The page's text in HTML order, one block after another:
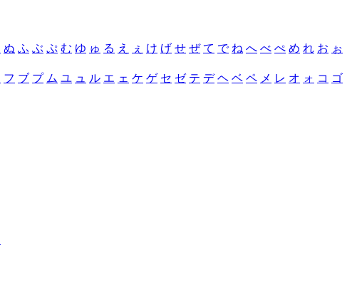
ぬ ふ ぶ ぷ む ゆ ゅ る え ぇ け げ せ ぜ て で ね へ べ ぺ め れ お ぉ
フ ブ プ ム ユ ュ ル エ ェ ケ ゲ セ ゼ テ デ ヘ ベ ペ メ レ オ ォ コ ゴ